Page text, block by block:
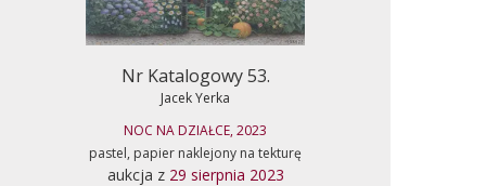
Nr Katalogowy 53.
Jacek Yerka
NOC NA DZIAŁCE, 2023
pastel, papier naklejony na tekturę
aukcja z 29 sierpnia 2023